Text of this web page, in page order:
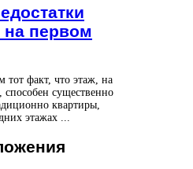
на первом
тот факт, что этаж, на
способен существенно
квартиры,
этажах ...